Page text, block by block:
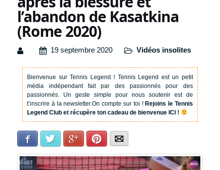
l’abandon de Kasatkina
(Rome 2020)
19 septembre 2020 Vidéos insolites
Bienvenue sur Tennis Legend ! Tennis Legend est un petit
média indépendant fait par des passionnés pour des
passionnés. Un geste simple pour nous soutenir est de
t’inscrire à la newsletter.On compte sur toi !Rejoins le Tennis
Legend Club et récupère ton cadeau de bienvenue ICI !
Facebook Twitter Google+Pinterest